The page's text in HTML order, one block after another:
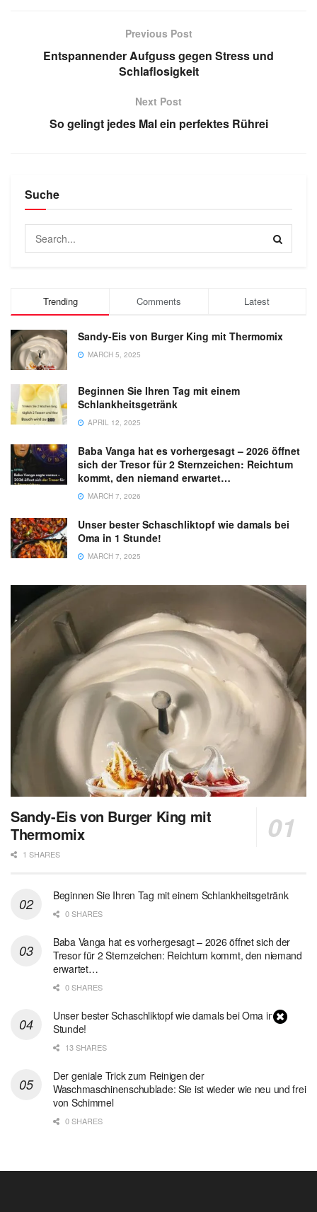
Previous Post
Entspannender Aufguss gegen Stress und
Schlaflosigkeit
Next Post
So gelingt jedes Mal ein perfektes Rührei
Suche
Trending Comments Latest
Sandy-Eis von Burger King mit Thermomix
MARCH 5, 2025
Beginnen Sie Ihren Tag mit einem
Schlankheitsgetränk
APRIL 12, 2025
Baba Vanga hat es vorhergesagt – 2026 öffnet
sich der Tresor für 2 Sternzeichen: Reichtum
kommt, den niemand erwartet…
MARCH 7, 2026
Unser bester Schaschliktopf wie damals bei
Oma in 1 Stunde!
MARCH 7, 2025
Sandy-Eis von Burger King mit
Thermomix
1 SHARES
Beginnen Sie Ihren Tag mit einem Schlankheitsgetränk
0 SHARES
Baba Vanga hat es vorhergesagt – 2026 öffnet sich der
Tresor für 2 Sternzeichen: Reichtum kommt, den niemand
erwartet…
0 SHARES
Unser bester Schaschliktopf wie damals bei Oma in 1
Stunde!
13 SHARES
Der geniale Trick zum Reinigen der
Waschmaschinenschublade: Sie ist wieder wie neu und frei
von Schimmel
0 SHARES